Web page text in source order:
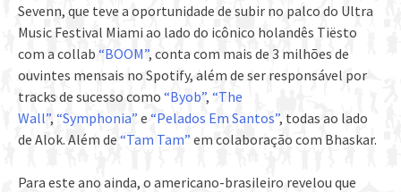
Sevenn, que teve a oportunidade de subir no palco do Ultra
Music Festival Miami ao lado do icônico holandês Tiësto
com a collab “BOOM”, conta com mais de 3 milhões de
ouvintes mensais no Spotify, além de ser responsável por
tracks de sucesso como “Byob”, “The
Wall”, “Symphonia” e “Pelados Em Santos”, todas ao lado
de Alok. Além de“Tam Tam” em colaboração com Bhaskar.
Para este ano ainda, o americano-brasileiro revelou que